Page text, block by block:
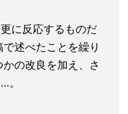
に反応するものだ
述べたことを繰り
の改良を加え、さ
。